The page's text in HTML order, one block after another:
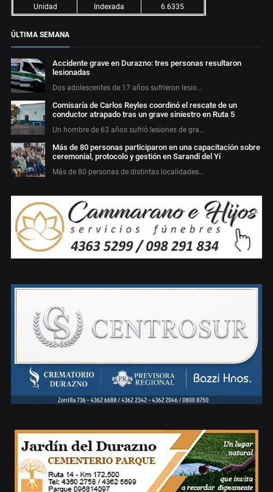
Unidad
Indexada 6.6335
ÚLTIMA SEMANA
Accidente grave en Durazno: tres personas resultaron
lesionadas
Dos adolescentes de 17 años sufrieron lesio…
Comisaría de Carlos Reyles coordinó el rescate de un
conductor atrapado tras un grave siniestro en Ruta 5
Un hombre de 63 años sufrió lesiones de gra…
Más de 80 personas participaron en una capacitación sobre
ceremonial, protocolo y gestión en Sarandí del Yí
Más de 80 personas de distintas localidades…